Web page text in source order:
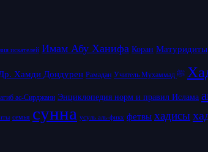
искателей Имам Абу Ханифа Коран Матуридиты
Хамди Дондурен Рамадан Учитель Мухаммад ﷺ
ас-Сирджани Энциклопедия норм и правил Ислама
семья сунна усуль аль-фикх фетвы хадисы